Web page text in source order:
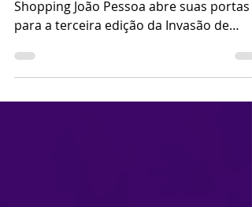
vem aí
Entre os dias 7 e 11 de fevereiro, o
Shopping João Pessoa abre suas portas
para a terceira edição da Invasão de